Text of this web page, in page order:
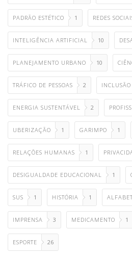
PADRÃO ESTÉTICO 1 REDES
INTELIGÊNCIA ARTIFICIAL 10
PLANEJAMENTO URBANO 10
TRÁFICO DE PESSOAS 2
ENERGIA SUSTENTÁVEL 2
UBERIZAÇÃO 1 GARIMPO 1
RELAÇÕES HUMANAS 1
DESIGUALDADE EDUCACIONAL 1
SUS 1 HISTÓRIA 1
IMPRENSA 3 MEDICAMENTO 1
ESPORTE 26